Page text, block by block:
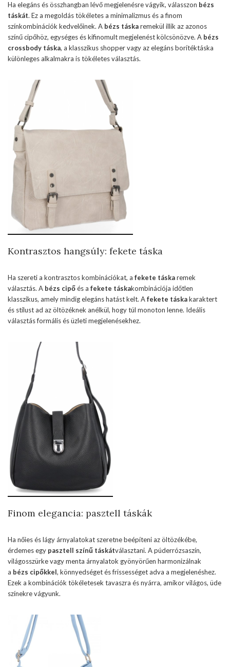
Ha elegáns és összhangban lévő megjelenésre vágyik, válasszon bézs
táskát. Ez a megoldás tökéletes a minimalizmus és a finom
színkombinációk kedvelőinek. A bézs táskaremekül illik az azonos
színű cipőhöz, egységes és kifinomult megjelenést kölcsönözve. A bézs
crossbody táska, a klasszikus shopper vagy az elegáns borítéktáska
különleges alkalmakra is tökéletes választás.
Kontrasztos hangsúly: fekete táska
Ha szereti a kontrasztos kombinációkat, a fekete táskaremek
választás. A bézs cipőés a fekete táskakombinációja időtlen
klasszikus, amely mindig elegáns hatást kelt. Afekete táskakaraktert
és stílust ad az öltözéknek anélkül, hogy túl monoton lenne. Ideális
választás formális és üzleti megjelenésekhez.
Finom elegancia: pasztell táskák
Ha nőies és lágy árnyalatokat szeretne beépíteni az öltözékébe,
érdemes egy pasztell színű táskátválasztani. A púderrózsaszín,
világosszürke vagy menta árnyalatok gyönyörűen harmonizálnak
a bézs cipőkkel, könnyedséget és frissességet adva a megjelenéshez.
Ezek a kombinációk tökéletesek tavaszra és nyárra, amikor világos, üde
színekre vágyunk.